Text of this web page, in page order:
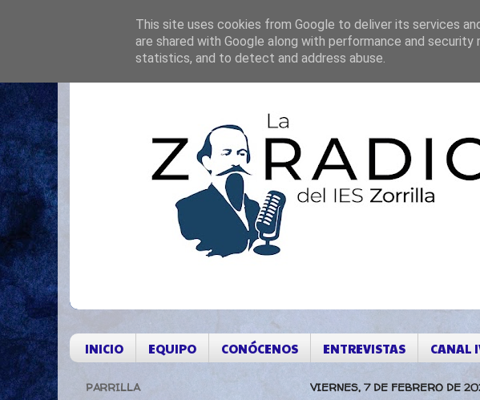
INICIO EQUIPO CONÓCENOS ENTREVISTAS CANAL
VIERNES, 7 DE FEBRERO DE
PARRILLA
This site uses cookies from Google to deliver its services
are shared with Google along with performance and
statistics, and to detect and address abuse.